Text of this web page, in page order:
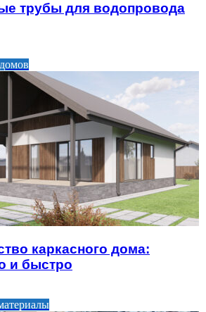
трубы для водопровода
каркасного дома:
и быстро